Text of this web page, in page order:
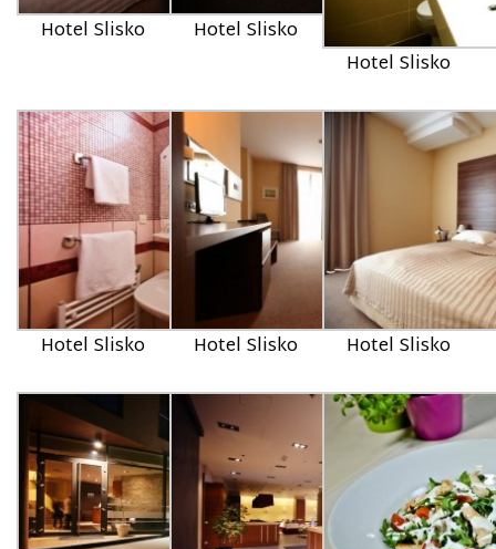
Hotel Slisko
Hotel Slisko
Hotel Slisko
Hotel Slisko Hotel Slisko Hotel Slisko